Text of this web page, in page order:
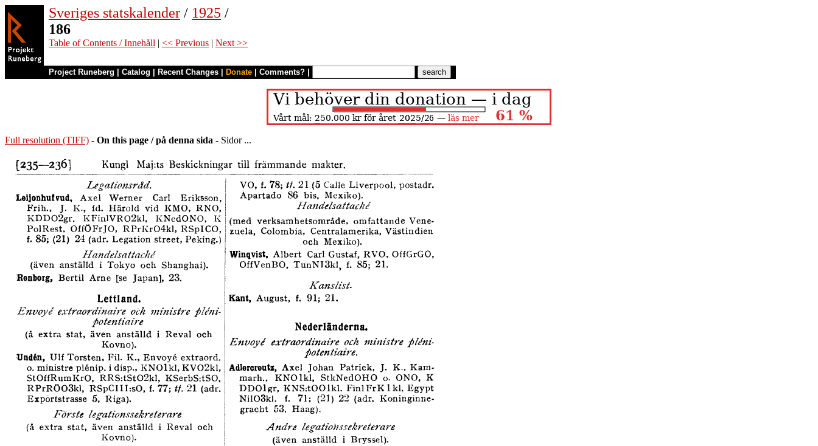
Sveriges statskalender / 1925 /
186
Table of Contents / Innehåll | << Previous | Next >>
Project Runeberg Catalog Recent Changes Donate Comments?
Full resolution (TIFF) - On this page / på denna sida - Sidor ...